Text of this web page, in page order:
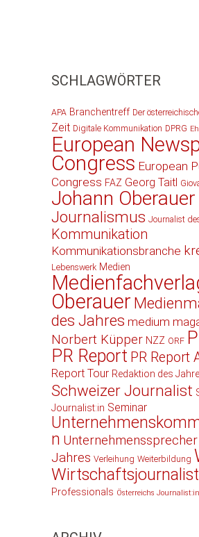
SCHLAGWÖRTER
APA Branchentreff Der
Zeit Digitale Kommunikation DPRG
European
Congress European
Congress FAZ Georg Taitl
Johann Oberauer
Journalismus Journalist
Kommunikation
Kommunikationsbranche
Lebenswerk Medien
Oberauer
des Jahres medium
Norbert Küpper NZZ ORF
PR Report PR Report
Report Tour Redaktion des
Schweizer Journalist
Journalist:in Seminar
n
Jahres Verleihung Weiterbildung
Wirtschaftsjournalist
Professionals Österreichs Journalist:in